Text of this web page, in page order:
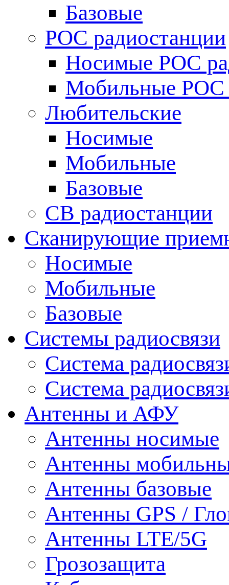
Базовые
POC радиостанции
Носимые POC
Мобильные POC
Любительские
Носимые
Мобильные
Базовые
CB радиостанции
Сканирующие
Носимые
Мобильные
Базовые
Системы радиосвязи
Система
Система
Антенны и АФУ
Антенны носимые
Антенны
Антенны базовые
Антенны GPS /
Антенны LTE/5G
Грозозащита